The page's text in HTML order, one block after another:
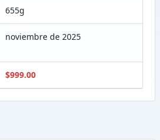
655g
noviembre de 2025
$999.00